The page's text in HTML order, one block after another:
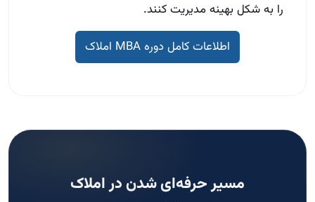
را به شکل بهینه مدیریت کنند.
اطلاعات کامل دوره MBA املاک
مسیر حرفه‌ای شدن در املاک